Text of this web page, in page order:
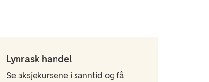
Lynrask handel
Se aksjekursene i sanntid og få